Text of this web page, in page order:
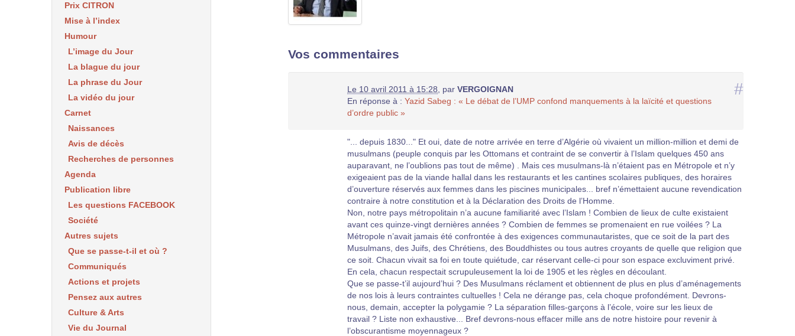
Vos commentaires
#
Le 10 avril 2011 à 15:28 par VERGOIGNAN
En réponse à : Yazid Sabeg : « Le débat de l’UMP confond manquements à la laïcité et questions
d’ordre public »
"... depuis 1830..." Et oui, date de notre arrivée en terre d’Algérie où vivaient un million-million et demi de
musulmans (peuple conquis par les Ottomans et contraint de se convertir à l’Islam quelques 450 ans
auparavant, ne l’oublions pas tout de même) . Mais ces musulmans-là n’étaient pas en Métropole et n’y
exigeaient pas de la viande hallal dans les restaurants et les cantines scolaires publiques, des horaires
d’ouverture réservés aux femmes dans les piscines municipales... bref n’émettaient aucune revendication
contraire à notre constitution et à la Déclaration des Droits de l’Homme.
Non, notre pays métropolitain n’a aucune familiarité avec l’Islam ! Combien de lieux de culte existaient
avant ces quinze-vingt dernières années ? Combien de femmes se promenaient en rue voilées ? La
Métropole n’avait jamais été confrontée à des exigences communautaristes, que ce soit de la part des
Musulmans, des Juifs, des Chrétiens, des Bouddhistes ou tous autres croyants de quelle que religion que
ce soit. Chacun vivait sa foi en toute quiétude, car réservant celle-ci pour son espace excluviment privé.
En cela, chacun respectait scrupuleusement la loi de 1905 et les règles en découlant.
Que se passe-t’il aujourd’hui ? Des Musulmans réclament et obtiennent de plus en plus d’aménagements
de nos lois à leurs contraintes cultuelles ! Cela ne dérange pas, cela choque profondément. Devrons-
nous, demain, accepter la polygamie ? La séparation filles-garçons à l’école, voire sur les lieux de
travail ? Liste non exhaustive... Bref devrons-nous effacer mille ans de notre histoire pour revenir à
l’obscurantisme moyennageux ?
Prix CITRON
Mise à l’index
Humour
L’image du Jour
La blague du jour
La phrase du Jour
La vidéo du jour
Carnet
Naissances
Avis de décès
Recherches de personnes
Agenda
Publication libre
Les questions FACEBOOK
Société
Autres sujets
Que se passe-t-il et où ?
Communiqués
Actions et projets
Pensez aux autres
Culture & Arts
Vie du Journal